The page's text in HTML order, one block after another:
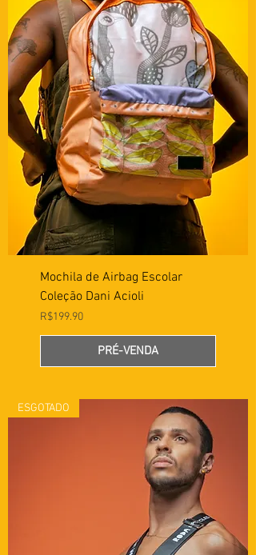
Mochila de Airbag Escolar
Coleção Dani Acioli
Preço
R$199.90
PRÉ-VENDA
ESGOTADO